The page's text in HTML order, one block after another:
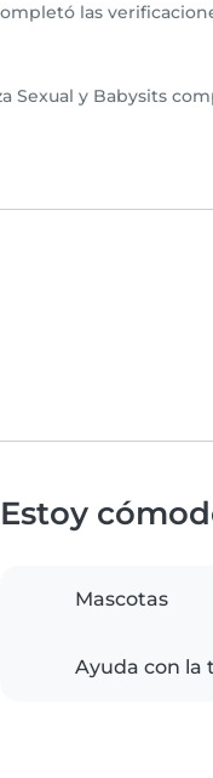
las
Sexual y Babysits
Estoy
Mascotas
Ayuda con la